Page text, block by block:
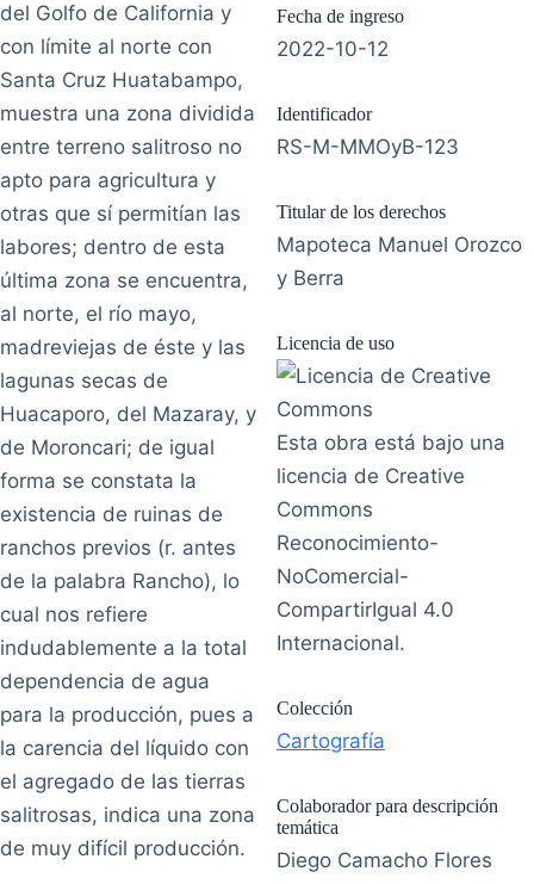
del Golfo de California y
con límite al norte con
Santa Cruz Huatabampo,
muestra una zona dividida
entre terreno salitroso no
apto para agricultura y
otras que sí permitían las
labores; dentro de esta
última zona se encuentra,
al norte, el río mayo,
madreviejas de éste y las
lagunas secas de
Huacaporo, del Mazaray, y
de Moroncari; de igual
forma se constata la
existencia de ruinas de
ranchos previos (r. antes
de la palabra Rancho), lo
cual nos refiere
indudablemente a la total
dependencia de agua
para la producción, pues a
la carencia del líquido con
el agregado de las tierras
salitrosas, indica una zona
de muy difícil producción.
Fecha de ingreso
2022-10-12
Identificador
RS-M-MMOyB-123
Titular de los derechos
Mapoteca Manuel Orozco
y Berra
Licencia de uso
Esta obra está bajo una
licencia de Creative
Commons
Reconocimiento-
NoComercial-
CompartirIgual 4.0
Internacional.
Colección
Cartografía
Colaborador para descripción
temática
Diego Camacho Flores